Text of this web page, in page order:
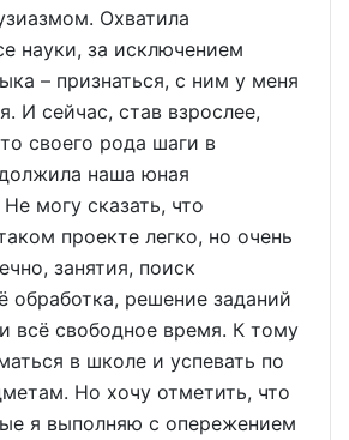
Охватила
науки, за исключением
– признаться, с ним у меня
И сейчас, став взрослее,
своего рода шаги в
наша юная
могу сказать, что
проекте легко, но очень
занятия, поиск
обработка, решение заданий
всё свободное время. К тому
в школе и успевать по
Но хочу отметить, что
я выполняю с опережением